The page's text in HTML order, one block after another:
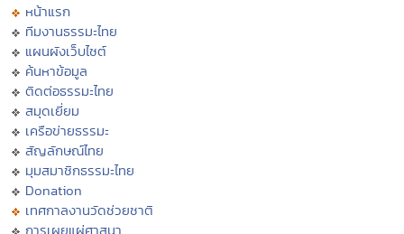
หน้าแรก
ทีมงานธรรมะไทย
แผนผังเว็บไซต์
ค้นหาข้อมูล
ติดต่อธรรมะไทย
สมุดเยี่ยม
เครือข่ายธรรมะ
สัญลักษณ์ไทย
มุมสมาชิกธรรมะไทย
Donation
เทศกาลงานวัดช่วยชาติ
การเผยแผ่ศาสนา